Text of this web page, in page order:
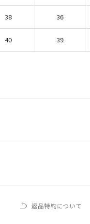
38 36
40 39
返品特約について